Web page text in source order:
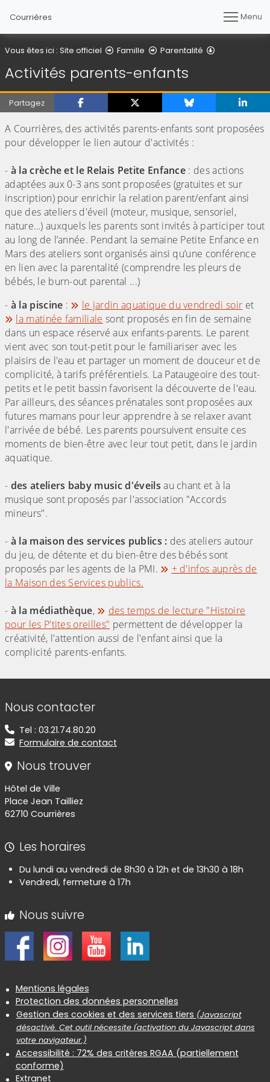
Courrières Menu
Vous êtes ici : Site officiel Famille Parentalité
Activités parents-enfants
Partagez
A Courrières, des activités parents-enfants sont proposées
pour développer le lien autour d'activités :
- à la crèche et le Relais Petite Enfance : des actions
adaptées aux 0-3 ans sont proposées (gratuites et sur
inscription) pour enrichir la relation parent/enfant ainsi
que des ateliers d'éveil (moteur, musique, sensoriel,
nature…) auxquels les parents sont invités à participer tout
au long de l’année. Pendant la semaine Petite Enfance en
Mars des ateliers sont organisés ainsi qu’une conférence
en lien avec la parentalité (comprendre les pleurs de
bébés, le burn-out parental ...)
- à la piscine : le jardin aquatique du vendredi soir et
la matinée familiale sont proposés en fin de semaine
dans un espace réservé aux enfants-parents. Le parent
vient avec son tout-petit pour le familiariser avec les
plaisirs de l'eau et partager un moment de douceur et de
complicité, à tarifs préférentiels. La Pataugeoire des tout-
petits et le petit bassin favorisent la découverte de l'eau.
Par ailleurs, des séances prénatales sont proposées aux
futures mamans pour leur apprendre à se relaxer avant
l'arrivée de bébé. Les parents poursuivent ensuite ces
moments de bien-être avec leur tout petit, dans le jardin
aquatique.
- des ateliers baby music d'éveilsau chant et à la
musique sont proposés par l'association "Accords
mineurs".
- à la maison des services publics : des ateliers autour
du jeu, de détente et du bien-être des bébés sont
proposés par les agents de la PMI.
+ d'infos auprès de
la Maison des Services publics.
- à la médiathèque,
des temps de lecture "Histoire
pour les P'tites oreilles" permettent de développer la
créativité, l'attention aussi de l'enfant ainsi que la
complicité parents-enfants.
Informations de contact
Nous contacter
Tel : 03.21.74.80.20
Formulaire de contact
Nous trouver
Hôtel de Ville
Place Jean Tailliez
62710 Courrières
Les horaires
Du lundi au vendredi de 8h30 à 12h et de 13h30 à 18h
Vendredi, fermeture à 17h
Nous suivre
Informations réglementaires
Mentions légales
Protection des données personnelles
Gestion des cookies et des services tiers (Javascript
désactivé. Cet outil nécessite l'activation du Javascript dans
votre navigateur.)
Accessibilité : 72% des critères RGAA (partiellement
conforme)
Extranet